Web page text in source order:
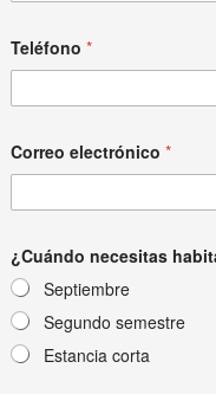
o
m
r
C
u
n
a
n
o
s
t
u
s
Teléfono *
Correo electrónico *
¿Cuándo necesitas
Septiembre
Segundo semestre
Estancia corta